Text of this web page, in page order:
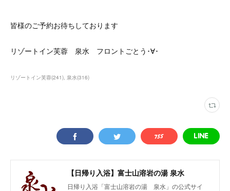
皆様のご予約お待ちしております
リゾートイン芙蓉 泉水 フロントごとう･∀･
リゾートイン芙蓉(241) 泉水(316)
【日帰り入浴】富士山溶岩の湯 泉水
日帰り入浴「富士山溶岩の湯 泉水」の公式サイ